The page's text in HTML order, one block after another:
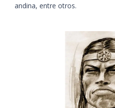
andina, entre otros.